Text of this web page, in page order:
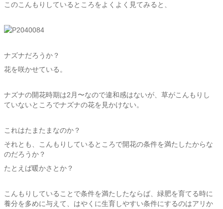
このこんもりしているところをよくよく見てみると、
ナズナだろうか？
花を咲かせている。
ナズナの開花時期は2月〜なので違和感はないが、草がこんもりし
ていないところでナズナの花を見かけない。
これはたまたまなのか？
それとも、こんもりしているところで開花の条件を満たしたからな
のだろうか？
たとえば暖かさとか？
こんもりしていることで条件を満たしたならば、緑肥を育てる時に
養分を多めに与えて、はやくに生育しやすい条件にするのはアリか